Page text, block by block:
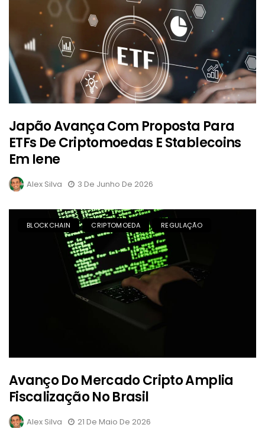
Japão Avança Com Proposta Para
ETFs De Criptomoedas E Stablecoins
Em Iene
Alex Silva 3 De Junho De 2026
BLOCKCHAIN CRIPTOMOEDA REGULAÇÃO
Avanço Do Mercado Cripto Amplia
Fiscalização No Brasil
Alex Silva 21 De Maio De 2026